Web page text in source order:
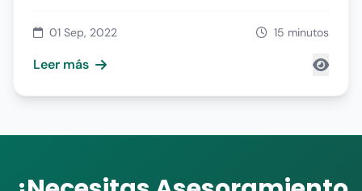
01 Sep, 2022 15 minutos
Leer más